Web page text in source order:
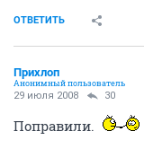
ОТВЕТИТЬ
Прихлоп
Анонимный пользователь
29 июля 2008 30
Поправили.